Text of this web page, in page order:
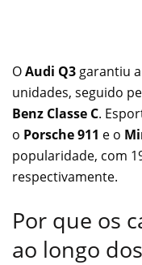
OAudi Q3 garantiu
unidades, seguido
Benz Classe C.
o Porsche 911 e o
popularidade, com
respectivamente.
Por que os
ao longo